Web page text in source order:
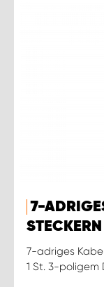
7-
STECKERN
7-adriges
1 St. 3-poligem